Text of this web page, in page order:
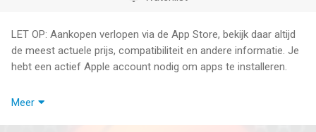
LET OP: Aankopen verlopen via de App Store, bekijk daar altijd
de meest actuele prijs, compatibiliteit en andere informatie. Je
hebt een actief Apple account nodig om apps te installeren.
Your favorite basketball game just got better! We've just added
Meer